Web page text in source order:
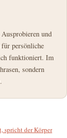
und
persönliche
funktioniert. Im
sondern
spricht der Körper